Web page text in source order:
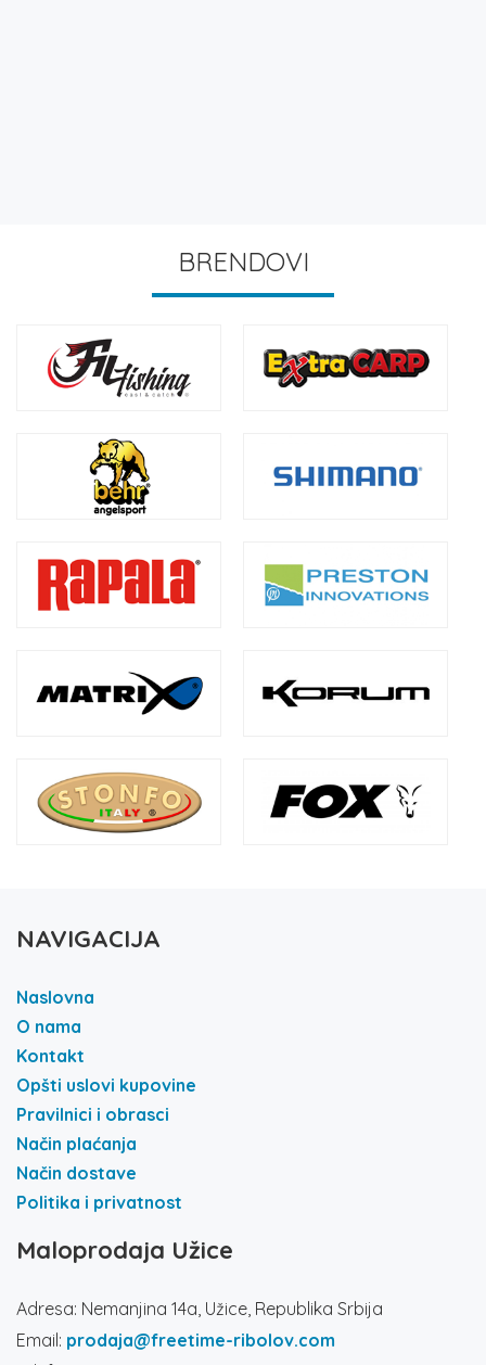
BRENDOVI
NAVIGACIJA
Naslovna
O nama
Kontakt
Opšti uslovi kupovine
Pravilnici i obrasci
Način plaćanja
Način dostave
Politika i privatnost
Maloprodaja Užice
Adresa: Nemanjina 14a, Užice, Republika Srbija
Email: prodaja@freetime-ribolov.com